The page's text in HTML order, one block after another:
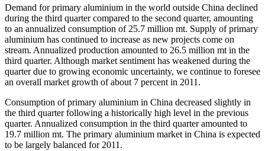
Demand for primary aluminium in the world outside China declined
during the third quarter compared to the second quarter, amounting
to an annualized consumption of 25.7 million mt. Supply of primary
aluminium has continued to increase as new projects come on
stream. Annualized production amounted to 26.5 million mt in the
third quarter. Although market sentiment has weakened during the
quarter due to growing economic uncertainty, we continue to foresee
an overall market growth of about 7 percent in 2011.
Consumption of primary aluminium in China decreased slightly in
the third quarter following a historically high level in the previous
quarter. Annualized consumption in the third quarter amounted to
19.7 million mt. The primary aluminium market in China is expected
to be largely balanced for 2011.